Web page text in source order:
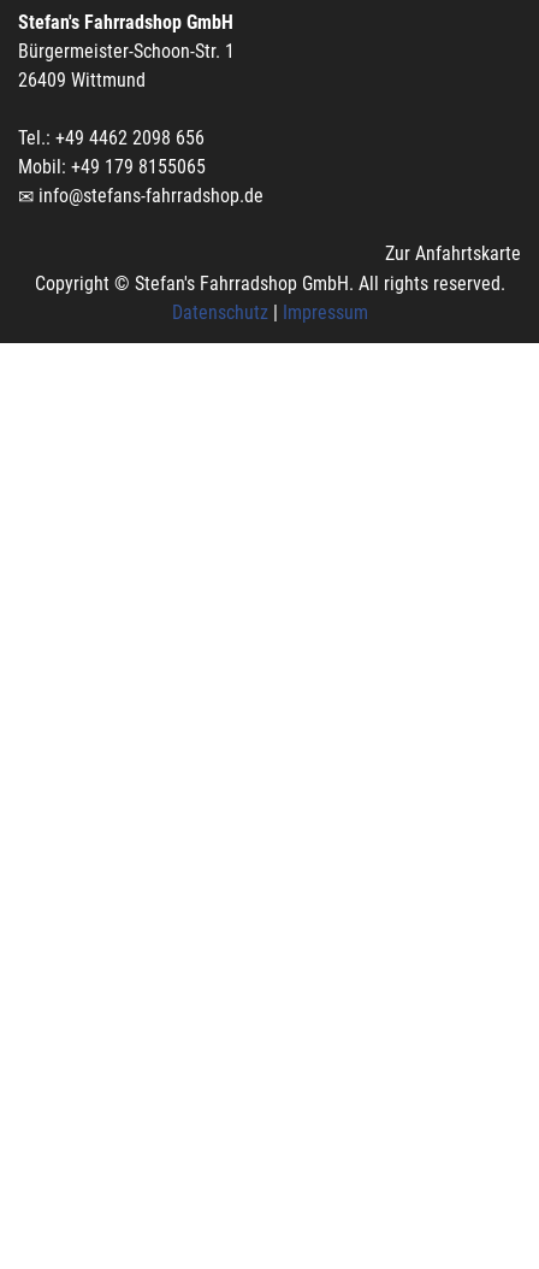
Stefan's Fahrradshop GmbH
Bürgermeister-Schoon-Str. 1
26409 Wittmund
Tel.: +49 4462 2098 656
Mobil: +49 179 8155065
info@stefans-fahrradshop.de
Zur Anfahrtskarte
Copyright © Stefan's Fahrradshop GmbH. All rights reserved.
Datenschutz| Impressum